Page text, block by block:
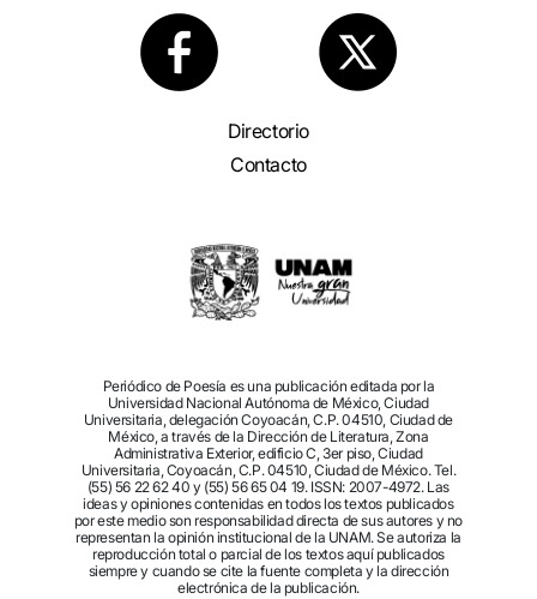
Directorio
Contacto
Periódico de Poesía es una publicación editada por la
Universidad Nacional Autónoma de México, Ciudad
Universitaria, delegación Coyoacán, C.P. 04510, Ciudad de
México, a través de la Dirección de Literatura, Zona
Administrativa Exterior, edificio C, 3er piso, Ciudad
Universitaria, Coyoacán, C.P. 04510, Ciudad de México. Tel.
(55) 56 22 62 40 y (55) 56 65 04 19. ISSN: 2007-4972. Las
ideas y opiniones contenidas en todos los textos publicados
por este medio son responsabilidad directa de sus autores y no
representan la opinión institucional de la UNAM. Se autoriza la
reproducción total o parcial de los textos aquí publicados
siempre y cuando se cite la fuente completa y la dirección
electrónica de la publicación.